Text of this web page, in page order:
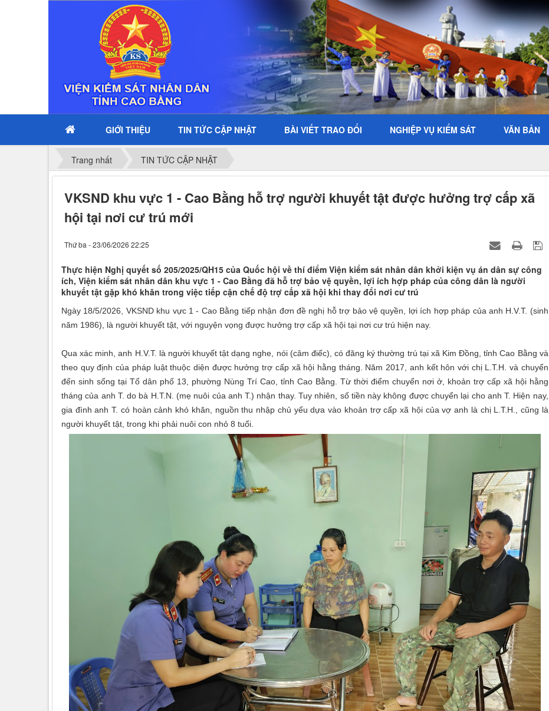
GIỚI THIỆU TIN TỨC CẬP NHẬT BÀI VIẾT TRAO ĐỔI NGHIỆP VỤ KIỂM SÁT VĂN BẢN
Trang nhất TIN TỨC CẬP NHẬT
VKSND khu vực 1 - Cao Bằng hỗ trợ người khuyết tật được hưởng trợ cấp xã
hội tại nơi cư trú mới
Thứ ba - 23/06/2026 22:25
Thực hiện Nghị quyết số 205/2025/QH15 của Quốc hội về thí điểm Viện kiểm sát nhân dân khởi kiện vụ án dân sự công
ích, Viện kiểm sát nhân dân khu vực 1 - Cao Bằng đã hỗ trợ bảo vệ quyền, lợi ích hợp pháp của công dân là người
khuyết tật gặp khó khăn trong việc tiếp cận chế độ trợ cấp xã hội khi thay đổi nơi cư trú
Ngày 18/5/2026, VKSND khu vực 1 - Cao Bằng tiếp nhận đơn đề nghị hỗ trợ bảo vệ quyền, lợi ích hợp pháp của anh H.V.T. (sinh
năm 1986), là người khuyết tật, với nguyện vọng được hưởng trợ cấp xã hội tại nơi cư trú hiện nay.
Qua xác minh, anh H.V.T. là người khuyết tật dạng nghe, nói (câm điếc), có đăng ký thường trú tại xã Kim Đồng, tỉnh Cao Bằng và
theo quy định của pháp luật thuộc diện được hưởng trợ cấp xã hội hằng tháng. Năm 2017, anh kết hôn với chị L.T.H. và chuyển
đến sinh sống tại Tổ dân phố 13, phường Nùng Trí Cao, tỉnh Cao Bằng. Từ thời điểm chuyển nơi ở, khoản trợ cấp xã hội hằng
tháng của anh T. do bà H.T.N. (mẹ nuôi của anh T.) nhận thay. Tuy nhiên, số tiền này không được chuyển lại cho anh T. Hiện nay,
gia đình anh T. có hoàn cảnh khó khăn, nguồn thu nhập chủ yếu dựa vào khoản trợ cấp xã hội của vợ anh là chị L.T.H., cũng là
người khuyết tật, trong khi phải nuôi con nhỏ 8 tuổi.